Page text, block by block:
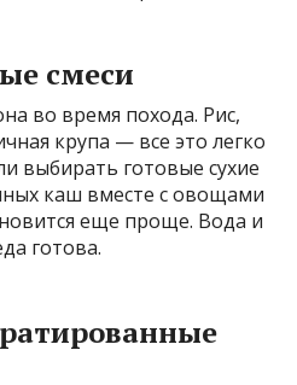
смеси
во время похода. Рис,
крупа — все это легко
выбирать готовые сухие
каш вместе с овощами
еще проще. Вода и
готова.